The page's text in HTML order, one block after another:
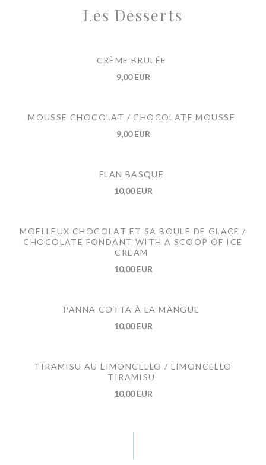
Les Desserts
CRÈME BRULÉE
9,00 EUR
MOUSSE CHOCOLAT / CHOCOLATE MOUSSE
9,00 EUR
FLAN BASQUE
10,00 EUR
MOELLEUX CHOCOLAT ET SA BOULE DE GLACE /
CHOCOLATE FONDANT WITH A SCOOP OF ICE
CREAM
10,00 EUR
PANNA COTTA À LA MANGUE
10,00 EUR
TIRAMISU AU LIMONCELLO / LIMONCELLO
TIRAMISU
10,00 EUR